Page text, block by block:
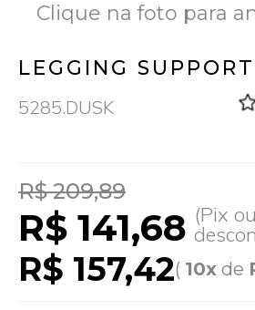
Clique na foto para
LEGGING
5285.DUSK
R$ 209,89
R$ 141,68 (Pix
R$ 157,42( 10x de